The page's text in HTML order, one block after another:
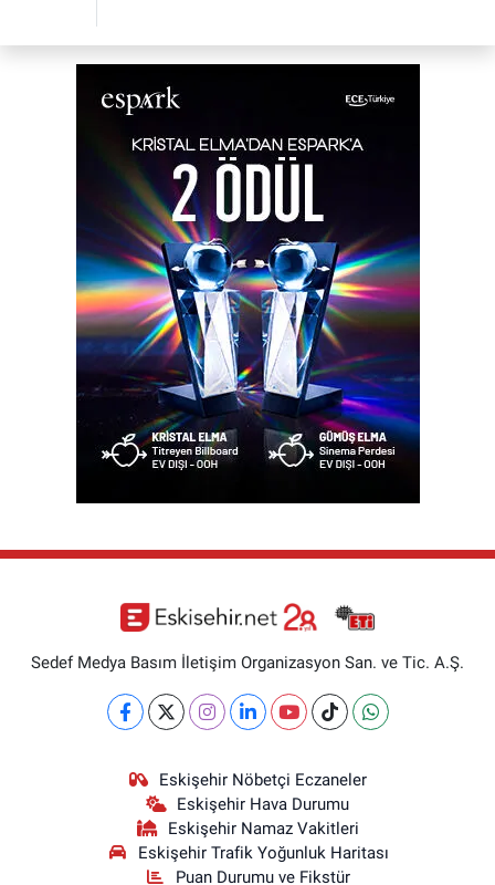
Sedef Medya Basım İletişim Organizasyon San. ve Tic. A.Ş.
Eskişehir Nöbetçi Eczaneler
Eskişehir Hava Durumu
Eskişehir Namaz Vakitleri
Eskişehir Trafik Yoğunluk Haritası
Puan Durumu ve Fikstür